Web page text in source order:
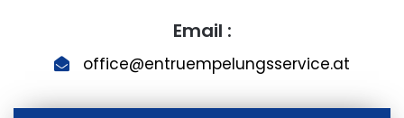
Email :
office@entruempelungsservice.at